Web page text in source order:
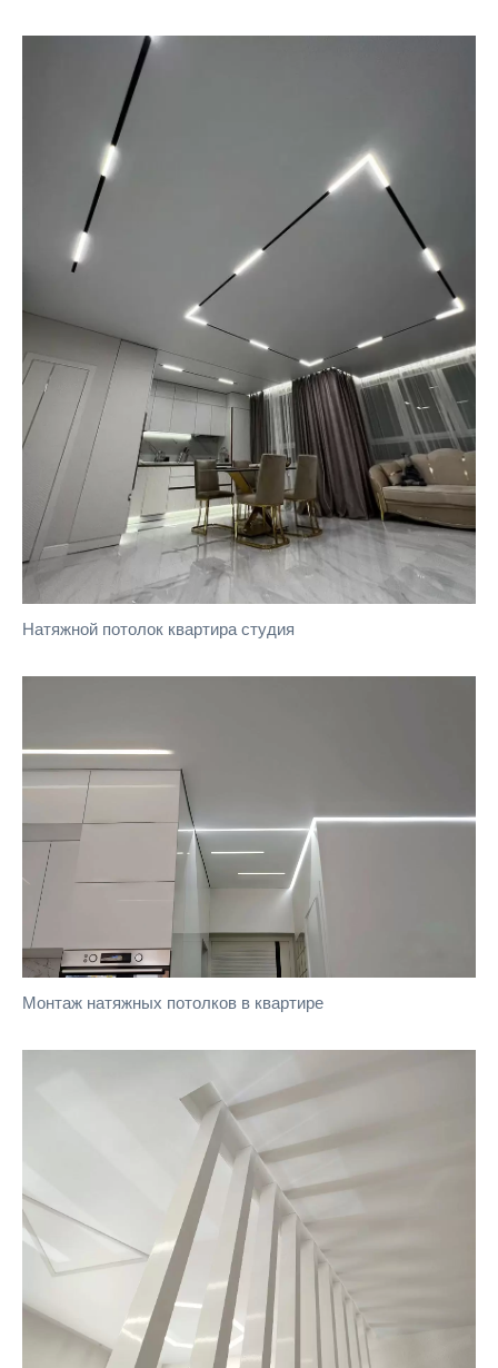
Натяжной потолок квартира студия
Монтаж натяжных потолков в квартире